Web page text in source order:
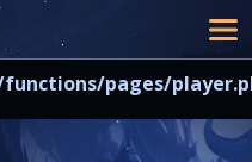
2 parameters, 1 given in
pages/